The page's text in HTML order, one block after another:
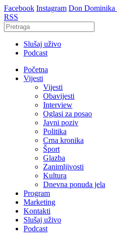
Facebook Instagram Don Dominika
RSS
Slušaj uživo
Podcast
Početna
Vijesti
Vijesti
Obavijesti
Interview
Oglasi za posao
Javni poziv
Politika
Crna kronika
Šport
Glazba
Zanimljivosti
Kultura
Dnevna ponuda jela
Program
Marketing
Kontakti
Slušaj uživo
Podcast